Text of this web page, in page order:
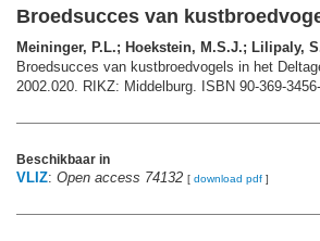
Broedsucces van
Meininger, P.L.; Hoekstein, M.S.J.; Lilipaly,
Broedsucces van kustbroedvogels in het
2002.020. RIKZ: Middelburg. ISBN 90-369-
Beschikbaar in
VLIZ: Open access 74132 [ download pdf ]